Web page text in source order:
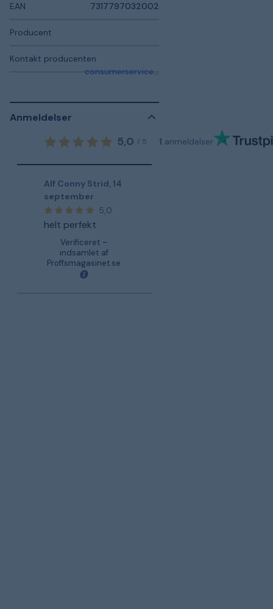
EAN 7317797032002
Producent
Kontakt producenten
consumerservice.se@fiskars.com
Anmeldelser
5,0 / 5 1 anmeldelser
Alf Conny Strid, 14
september
5,0
helt perfekt
Verificeret –
indsamlet af
Proffsmagasinet.se